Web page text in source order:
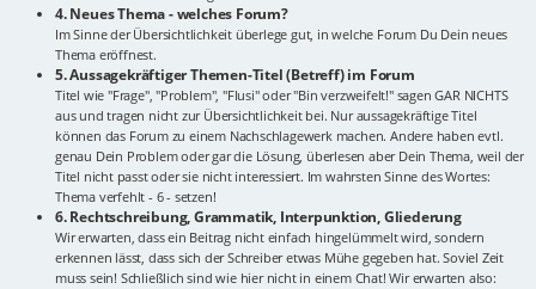
4. Neues Thema - welches Forum?
Im Sinne der Übersichtlichkeit überlege gut, in welche Forum Du Dein neues
Thema eröffnest.
5. Aussagekräftiger Themen-Titel (Betreff) im Forum
Titel wie "Frage", "Problem", "Flusi" oder "Bin verzweifelt!" sagen GAR NICHTS
aus und tragen nicht zur Übersichtlichkeit bei. Nur aussagekräftige Titel
können das Forum zu einem Nachschlagewerk machen. Andere haben evtl.
genau Dein Problem oder gar die Lösung, überlesen aber Dein Thema, weil der
Titel nicht passt oder sie nicht interessiert. Im wahrsten Sinne des Wortes:
Thema verfehlt - 6 - setzen!
6. Rechtschreibung, Grammatik, Interpunktion, Gliederung
Wir erwarten, dass ein Beitrag nicht einfach hingelümmelt wird, sondern
erkennen lässt, dass sich der Schreiber etwas Mühe gegeben hat. Soviel Zeit
muss sein! Schließlich sind wie hier nicht in einem Chat! Wir erwarten also: